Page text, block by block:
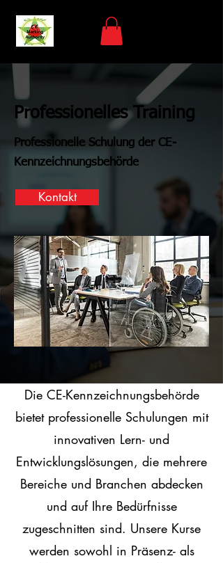
Professionelles Training
Professionelle Schulung der CE-
Kennzeichnungsbehörde
Kontakt
Die CE-Kennzeichnungsbehörde
bietet professionelle Schulungen mit
innovativen Lern- und
Entwicklungslösungen, die mehrere
Bereiche und Branchen abdecken
und auf Ihre Bedürfnisse
zugeschnitten sind. Unsere Kurse
werden sowohl in Präsenz- als